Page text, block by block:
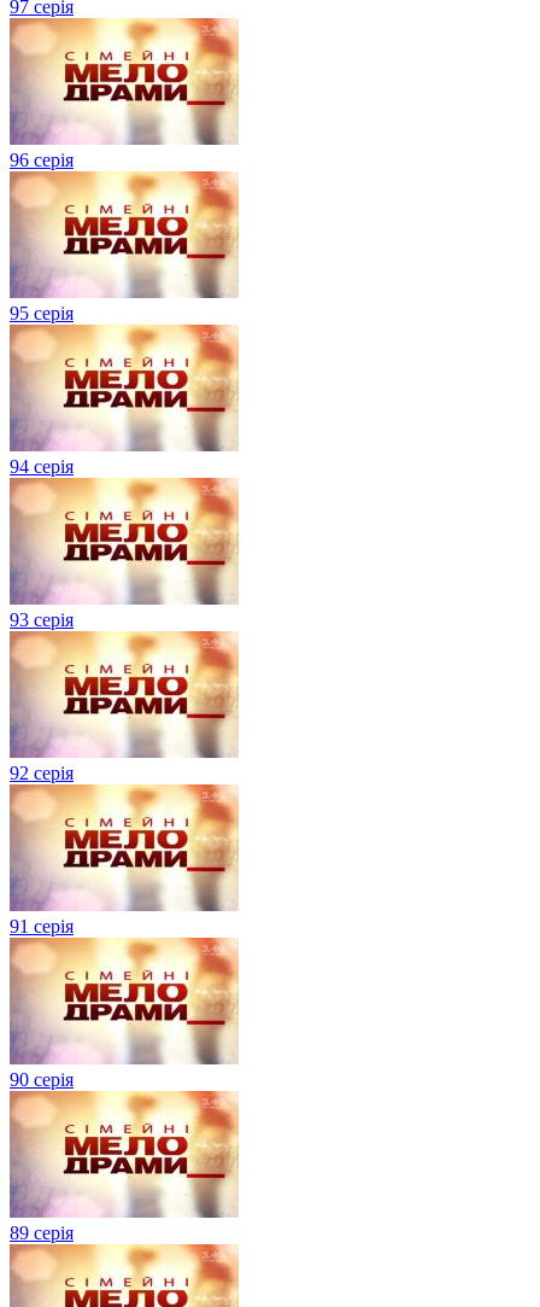
97 серія
96 серія
95 серія
94 серія
93 серія
92 серія
91 серія
90 серія
89 серія